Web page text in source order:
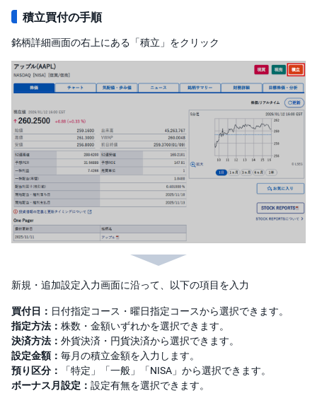
ド
(R
O
B
O
P
R
O
)
i
D
e
C
o
積立買付の手順
銘柄詳細画面の右上にある「積立」をクリック
新規・追加設定入力画面に沿って、以下の項目を入力
買付日： 日付指定コース・曜日指定コースから選択できます。
指定方法： 株数・金額いずれかを選択できます。
決済方法： 外貨決済・円貨決済から選択できます。
設定金額： 毎月の積立金額を入力します。
預り区分：
「特定」「一般」「NISA」から選択できます。
ボーナス月設定： 設定有無を選択できます。